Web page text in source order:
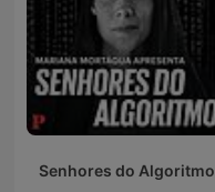
Senhores do Algoritmo